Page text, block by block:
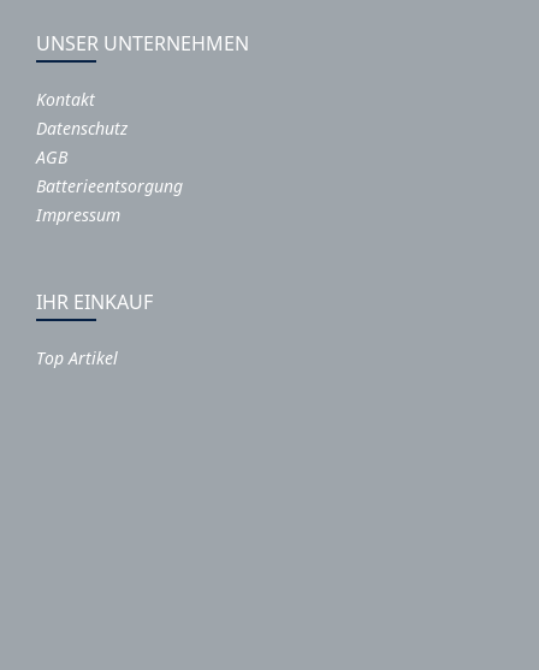
UNSER UNTERNEHMEN
Kontakt
Datenschutz
AGB
Batterieentsorgung
Impressum
IHR EINKAUF
Top Artikel